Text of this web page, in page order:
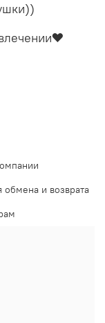
обмена и возврата